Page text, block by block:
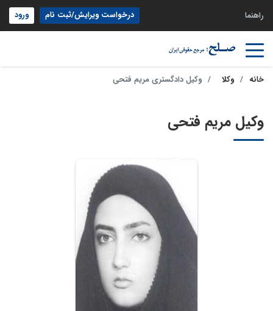
راهنما درخواست ویرایش/ثبت نام ورود
خانه وکلا وکیل دادگستری مریم فتحی
وکیل مریم فتحی